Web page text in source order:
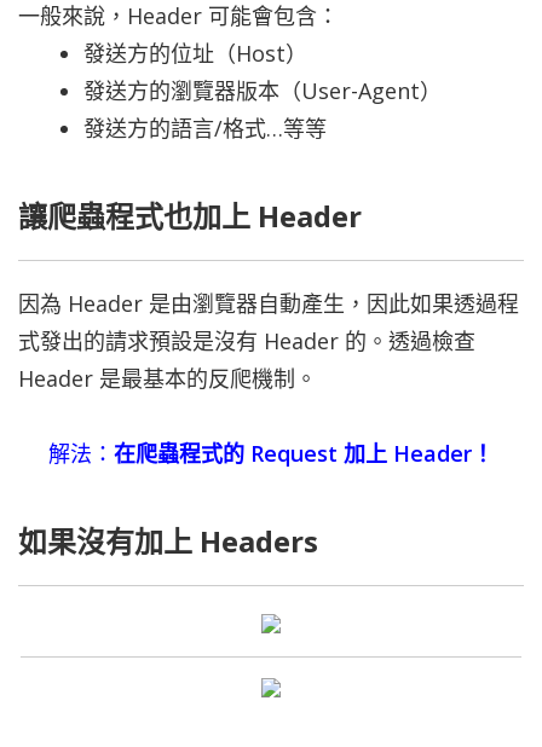
一般來說，Header 可能會包含：
發送方的位址（Host）
發送方的瀏覽器版本（User-Agent）
發送方的語言/格式…等等
讓爬蟲程式也加上 Header
因為 Header 是由瀏覽器自動產生，因此如果透過程
式發出的請求預設是沒有 Header 的。透過檢查
Header 是最基本的反爬機制。
解法： 在爬蟲程式的 Request 加上 Header！
如果沒有加上 Headers